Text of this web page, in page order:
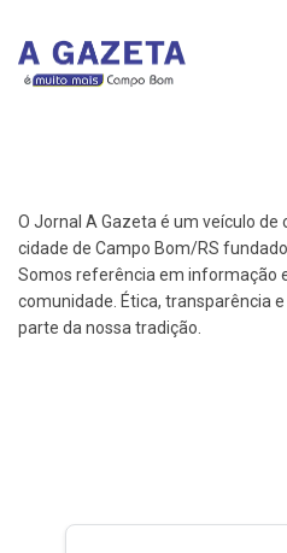
O Jornal A Gazeta é um veículo
cidade de Campo Bom/RS
Somos referência em informação
comunidade. Ética, transparência
parte da nossa tradição.